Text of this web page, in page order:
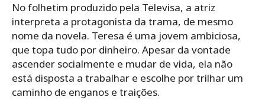
No folhetim produzido pela Televisa, a atriz
interpreta a protagonista da trama, de mesmo
nome da novela. Teresa é uma jovem ambiciosa,
que topa tudo por dinheiro. Apesar da vontade
ascender socialmente e mudar de vida, ela não
está disposta a trabalhar e escolhe por trilhar um
caminho de enganos e traições.